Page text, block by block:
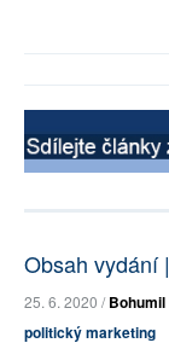
Obsah vydání
25. 6. 2020 /
politický marketing